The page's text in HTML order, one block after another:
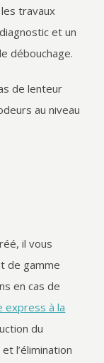
travaux
et un
débouchage.
de lenteur
au niveau
il vous
de gamme
en cas de
express à la
du
l’élimination